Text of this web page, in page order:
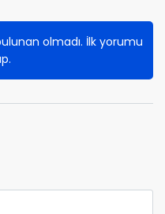
olmadı. İlk yorumu